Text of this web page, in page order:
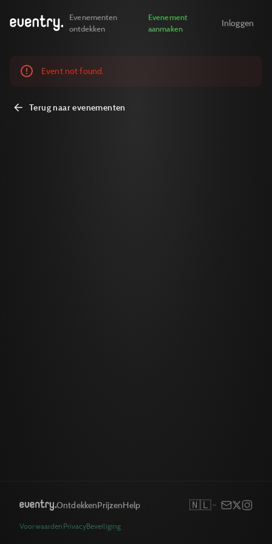
Evenementen
ontdekken
Evenement
aanmaken
Inloggen
Event not found.
Terug naar evenementen
OntdekkenPrijzenHelp 🇳🇱
Voorwaarden PrivacyBeveiliging